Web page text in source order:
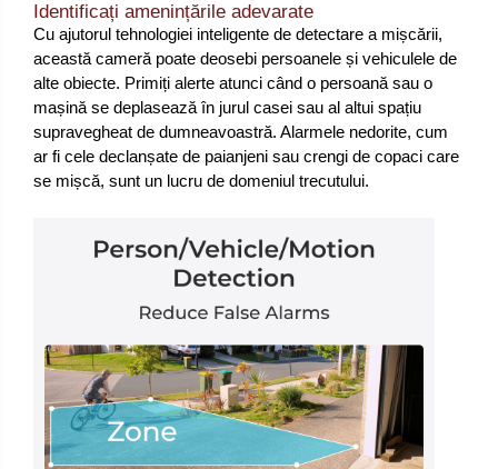
Identificați amenințările adevarate
Cu ajutorul tehnologiei inteligente de detectare a mișcării,
această cameră poate deosebi persoanele și vehiculele de
alte obiecte. Primiți alerte atunci când o persoană sau o
mașină se deplasează în jurul casei sau al altui spațiu
supravegheat de dumneavoastră. Alarmele nedorite, cum
ar fi cele declanșate de paianjeni sau crengi de copaci care
se mișcă, sunt un lucru de domeniul trecutului.